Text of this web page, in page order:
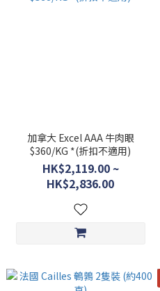
加拿大 Excel AAA 牛肉眼
$360/KG *(折扣不適用)
HK$2,119.00 ~
HK$2,836.00